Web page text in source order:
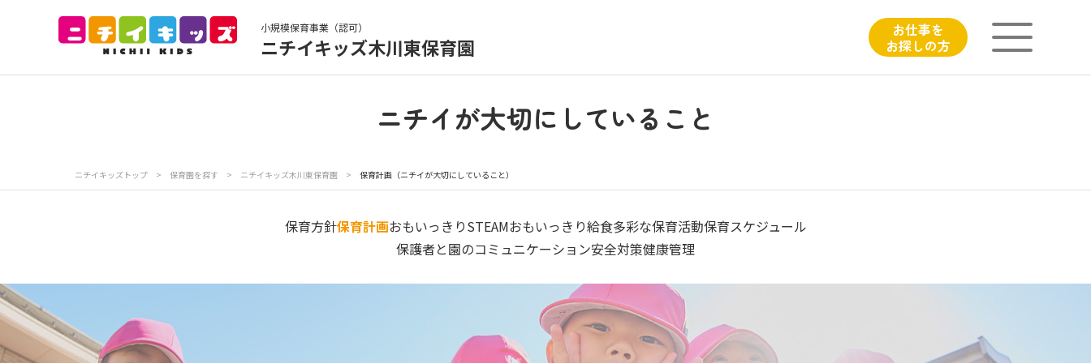
小規模保育事業（認可）
ニチイキッズ木川東保育園
お仕事を
お探しの方
保育園見学 入園の概要
写真販売サービス 各種書類 お仕事をお探しの方 よくあるご質問
サイトのご利用について サイトマップ ニチイ学館オフィシャルサイト
ニチイが大切にしていること
ニチイキッズトップ > 保育園を探す > ニチイキッズ木川東保育園 > 保育計画（ニチイが大切にしていること）
保育方針保育計画おもいっきりSTEAMおもいっきり給食多彩な保育活動保育スケジュール
保護者と園のコミュニケーション安全対策健康管理